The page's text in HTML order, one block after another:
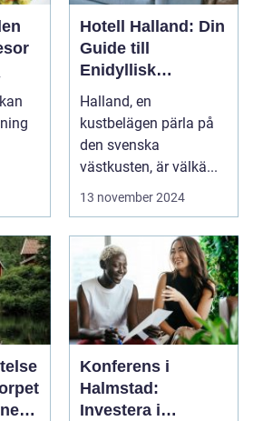
Hotell Halland: Din
Guide till
Enidyllisk
Semestervistelse
Halland, en
kustbelägen pärla på
den svenska
västkusten, är välkä...
13 november 2024
Konferens i
Halmstad:
Investera i